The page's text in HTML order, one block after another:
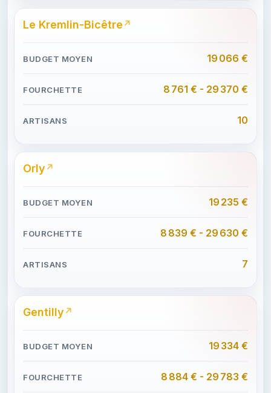
Le Kremlin-Bicêtre
19 066 €
8 761 € - 29 370 €
10
Orly
19 235 €
8 839 € - 29 630 €
7
Gentilly
19 334 €
8 884 € - 29 783 €